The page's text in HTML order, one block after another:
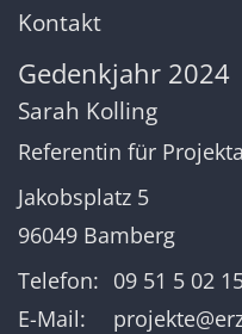
Kontakt
Gedenkjahr 2024
Sarah Kolling
Referentin für
Jakobsplatz 5
96049 Bamberg
Telefon: 09 51 5 02
E-Mail: